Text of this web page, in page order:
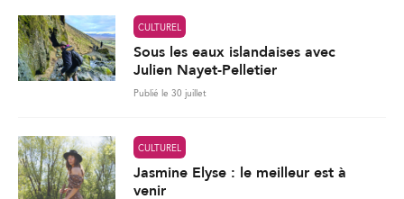
Jasmine Elyse : le meilleur est à
venir
Publié le 27 juillet
Charger plus de nouvelles